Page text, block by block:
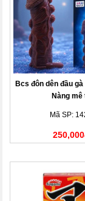
Bcs đôn dên đầu
Nàng mê
Mã SP: